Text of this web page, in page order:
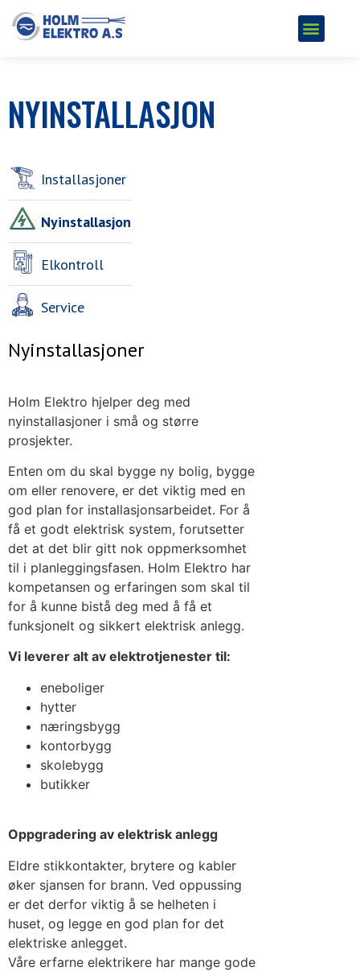
NYINSTALLASJON
Installasjoner
Nyinstallasjon
Elkontroll
Service
Nyinstallasjoner
Holm Elektro hjelper deg med
nyinstallasjoner i små og større
prosjekter.
Enten om du skal bygge ny bolig, bygge
om eller renovere, er det viktig med en
god plan for installasjonsarbeidet. For å
få et godt elektrisk system, forutsetter
det at det blir gitt nok oppmerksomhet
til i planleggingsfasen. Holm Elektro har
kompetansen og erfaringen som skal til
for å kunne bistå deg med å få et
funksjonelt og sikkert elektrisk anlegg.
Vi leverer alt av elektrotjenester til:
eneboliger
hytter
næringsbygg
kontorbygg
skolebygg
butikker
Oppgradering av elektrisk anlegg
Eldre stikkontakter, brytere og kabler
øker sjansen for brann. Ved oppussing
er det derfor viktig å se helheten i
huset, og legge en god plan for det
elektriske anlegget.
Våre erfarne elektrikere har mange gode